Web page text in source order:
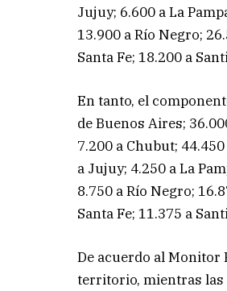
Jujuy; 6.600 a La
13.900 a Río Negro;
Santa Fe; 18.200 a
En tanto, el
de Buenos Aires;
7.200 a Chubut;
a Jujuy; 4.250 a La
8.750 a Río Negro;
Santa Fe; 11.375 a
De acuerdo al Monitor
territorio, mientras las